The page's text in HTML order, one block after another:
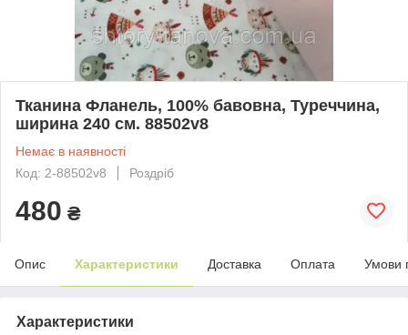
Тканина Фланель, 100% бавовна, Туреччина,
ширина 240 см. 88502v8
Немає в наявності
Код: 2-88502v8
Роздріб
480 ₴
Опис Характеристики Доставка Оплата Умови
Характеристики